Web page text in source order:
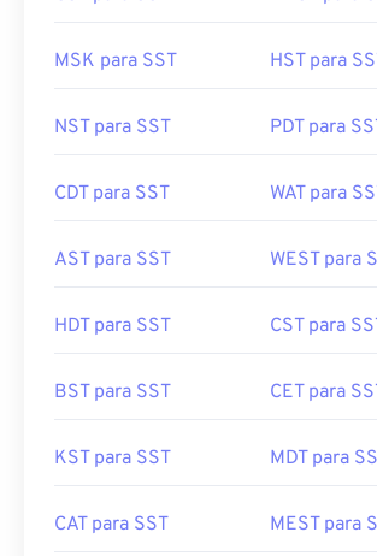
MSK para SST HST para
NST para SST PDT para
CDT para SST WAT para
AST para SST WEST para
HDT para SST CST para
BST para SST CET para
KST para SST MDT para
CAT para SST MEST para